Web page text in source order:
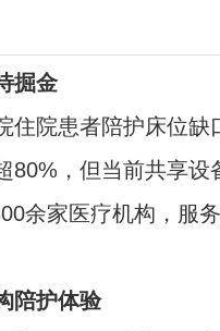
掘金
住院患者陪护床位
80%，但当前共享
余家医疗机构，服
陪护体验